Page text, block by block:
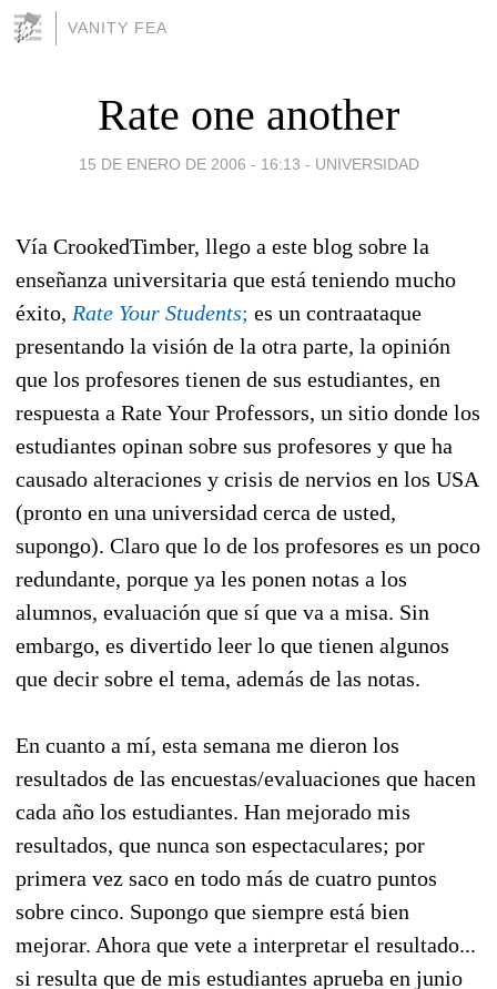
VANITY FEA
Rate one another
15 DE ENERO DE 2006 - 16:13 - UNIVERSIDAD
Vía CrookedTimber, llego a este blog sobre la
enseñanza universitaria que está teniendo mucho
éxito, Rate Your Students; es un contraataque
presentando la visión de la otra parte, la opinión
que los profesores tienen de sus estudiantes, en
respuesta a Rate Your Professors, un sitio donde los
estudiantes opinan sobre sus profesores y que ha
causado alteraciones y crisis de nervios en los USA
(pronto en una universidad cerca de usted,
supongo). Claro que lo de los profesores es un poco
redundante, porque ya les ponen notas a los
alumnos, evaluación que sí que va a misa. Sin
embargo, es divertido leer lo que tienen algunos
que decir sobre el tema, además de las notas.
En cuanto a mí, esta semana me dieron los
resultados de las encuestas/evaluaciones que hacen
cada año los estudiantes. Han mejorado mis
resultados, que nunca son espectaculares; por
primera vez saco en todo más de cuatro puntos
sobre cinco. Supongo que siempre está bien
mejorar. Ahora que vete a interpretar el resultado...
si resulta que de mis estudiantes aprueba en junio